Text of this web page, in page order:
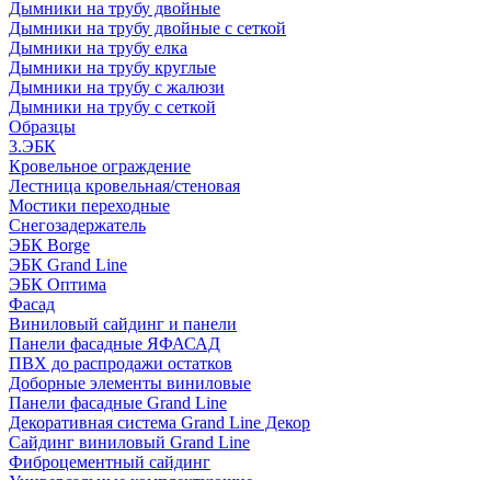
Дымники на трубу двoйные
Дымники на трубу двoйные с сеткой
Дымники на трубу елка
Дымники на трубу круглые
Дымники на трубу с жалюзи
Дымники на трубу с сеткой
Образцы
3.ЭБК
Кровельное ограждение
Лестница кровельная/стеновая
Мостики переходные
Снегозадержатель
ЭБК Borge
ЭБК Grand Line
ЭБК Оптима
Фасад
Виниловый сайдинг и панели
Панели фасадные ЯФАСАД
ПВХ до распродажи остатков
Доборные элементы виниловые
Панели фасадные Grand Line
Декоративная система Grand Line Декор
Сайдинг виниловый Grand Line
Фиброцементный сайдинг